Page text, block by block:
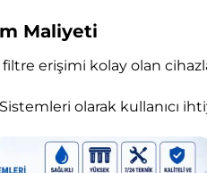
Maliyeti
erişimi kolay olan
olarak kullanıcı